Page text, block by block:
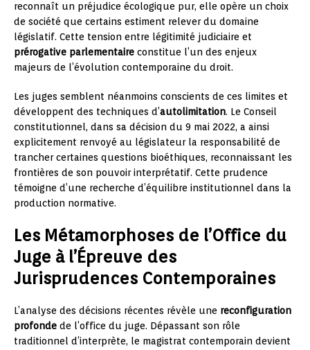
reconnaît un préjudice écologique pur, elle opère un choix
de société que certains estiment relever du domaine
législatif. Cette tension entre légitimité judiciaire et
prérogative parlementaire constitue l’un des enjeux
majeurs de l’évolution contemporaine du droit.
Les juges semblent néanmoins conscients de ces limites et
développent des techniques d’autolimitation. Le Conseil
constitutionnel, dans sa décision du 9 mai 2022, a ainsi
explicitement renvoyé au législateur la responsabilité de
trancher certaines questions bioéthiques, reconnaissant les
frontières de son pouvoir interprétatif. Cette prudence
témoigne d’une recherche d’équilibre institutionnel dans la
production normative.
Les Métamorphoses de l’Office du
Juge à l’Épreuve des
Jurisprudences Contemporaines
L’analyse des décisions récentes révèle une reconfiguration
profonde de l’office du juge. Dépassant son rôle
traditionnel d’interprète, le magistrat contemporain devient